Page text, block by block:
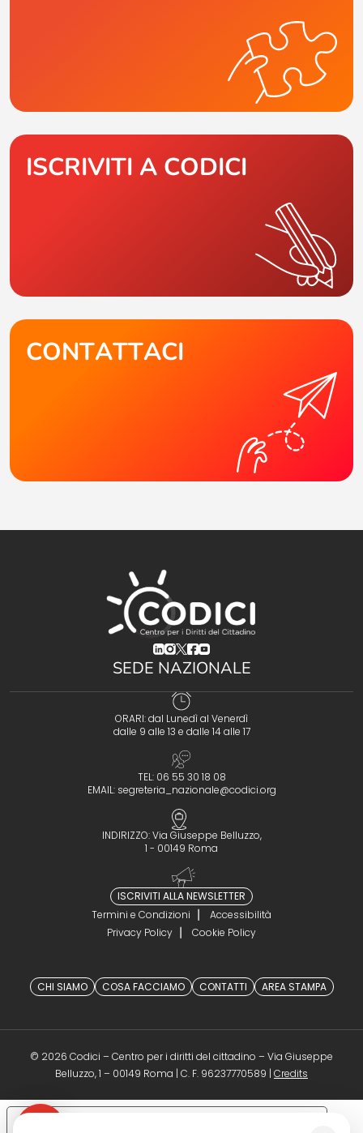
ISCRIVITI A CODICI
CONTATTACI
(opens in a new tab)
(opens in a new tab)
(opens in a new tab)
(opens in a new tab)
(opens in a new tab)
SEDE NAZIONALE
ORARI: dal Lunedì al Venerdì
dalle 9 alle 13 e dalle 14 alle 17
TEL: 06 55 30 18 08
EMAIL: segreteria_nazionale@codici.org
INDIRIZZO: Via Giuseppe Belluzzo,
1 - 00149 Roma
ISCRIVITI ALLA NEWSLETTER
Termini e Condizioni
Accessibilità
Privacy Policy
Cookie Policy
CHI SIAMO COSA FACCIAMO CONTATTI AREA STAMPA
© 2026 Codici – Centro per i diritti del cittadino – Via Giuseppe
Belluzzo, 1 – 00149 Roma | C. F. 96237770589 | Credits